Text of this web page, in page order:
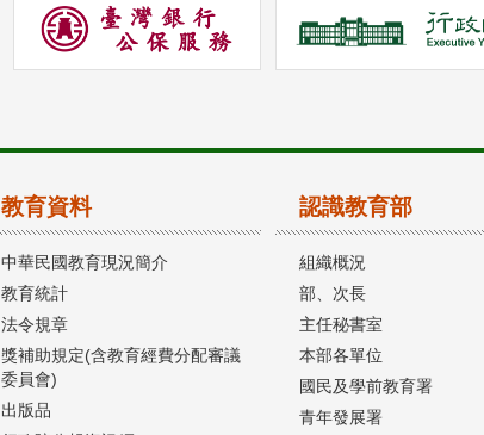
教育資料
中華民國教育現況簡介
教育統計
法令規章
獎補助規定(含教育經費分配審議
委員會)
出版品
認識教育部
組織概況
部、次長
主任秘書室
本部各單位
國民及學前教育署
青年發展署